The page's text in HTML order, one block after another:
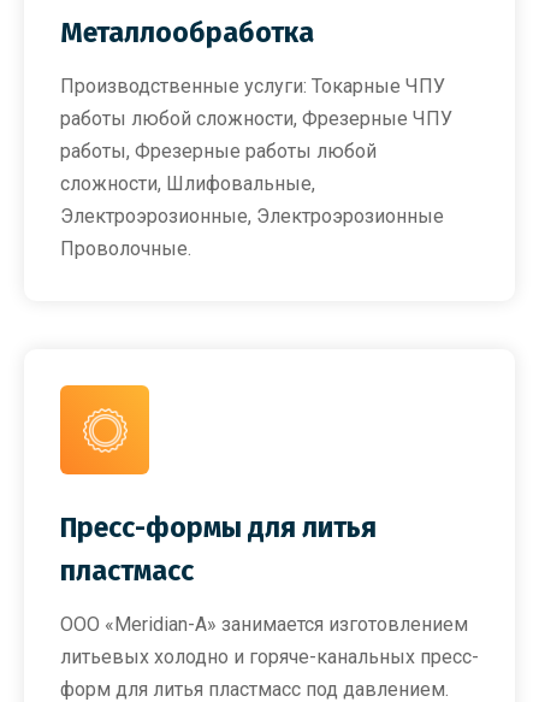
Металлообработка
Производственные услуги: Токарные ЧПУ
работы любой сложности, Фрезерные ЧПУ
работы, Фрезерные работы любой
сложности, Шлифовальные,
Электроэрозионные, Электроэрозионные
Проволочные.
Пресс-формы для литья
пластмасс
ООО «Meridian-A» занимается изготовлением
литьевых холодно и горяче-канальных пресс-
форм для литья пластмасс под давлением.